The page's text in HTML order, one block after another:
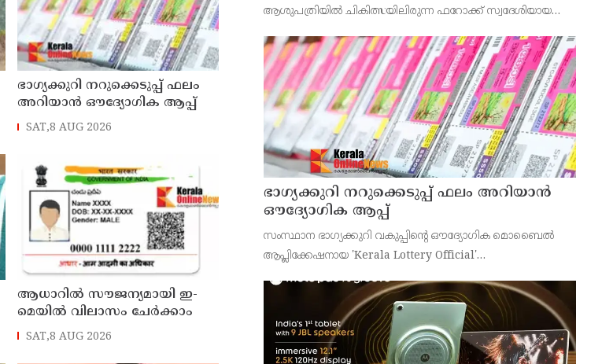
ഭാഗ്യക്കുറി നറുക്കെടുപ്പ് ഫലം
അറിയാൻ ഔദ്യോഗിക ആപ്പ്
SAT,8 AUG 2026
ആധാറിൽ സൗജന്യമായി ഇ-
മെയിൽ വിലാസം ചേർക്കാം
SAT,8 AUG 2026
ആശുപത്രിയിൽ ചികിത്സയിലിരുന്ന ഫറോക്ക് സ്വദേശിയായ
ഭാഗ്യക്കുറി നറുക്കെടുപ്പ് ഫലം അറിയാൻ
ഔദ്യോഗിക ആപ്പ്
സംസ്ഥാന ഭാഗ്യക്കുറി വകുപ്പിന്റെ ഔദ്യോഗിക മൊബൈൽ
ആപ്ലിക്കേഷനായ 'Kerala Lottery Official'
ഭാഗ്യക്കുറി വകുപ്പ് ഡയറക്ടർ അഞ്ജു കെ എസ് അറിയിച്ചു.